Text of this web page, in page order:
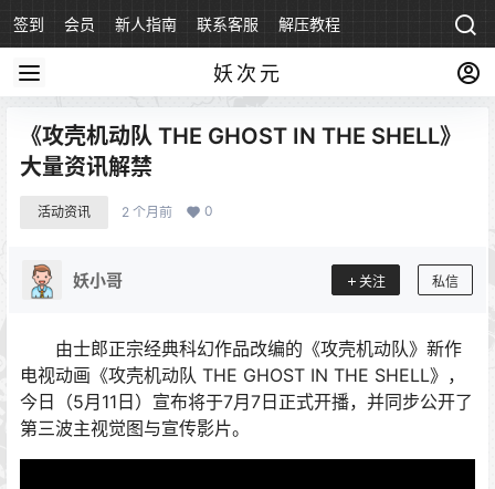
签到 会员 新人指南 联系客服 解压教程
妖次元
《攻壳机动队 THE GHOST IN THE SHELL》
大量资讯解禁
活动资讯 2 个月前 0
妖小哥 关注 私信
由士郎正宗经典科幻作品改编的《攻壳机动队》新作
电视动画《攻壳机动队 THE GHOST IN THE SHELL》，
今日（5月11日）宣布将于7月7日正式开播，并同步公开了
第三波主视觉图与宣传影片。